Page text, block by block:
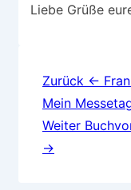
Liebe Grüße
Zurück ←
Mein
Weiter
→